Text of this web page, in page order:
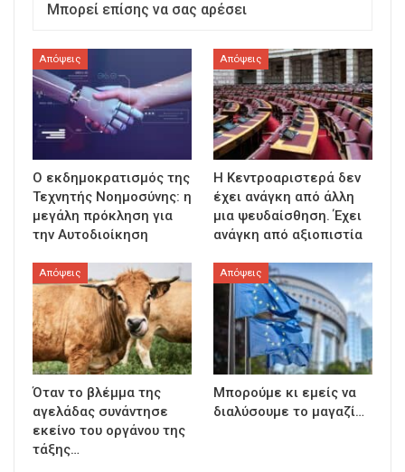
Μπορεί επίσης να σας αρέσει
Απόψεις
Ο εκδημοκρατισμός της
Τεχνητής Νοημοσύνης: η
μεγάλη πρόκληση για
την Αυτοδιοίκηση
Απόψεις
Η Κεντροαριστερά δεν
έχει ανάγκη από άλλη
μια ψευδαίσθηση. Έχει
ανάγκη από αξιοπιστία
Απόψεις
Όταν το βλέμμα της
αγελάδας συνάντησε
εκείνο του οργάνου της
τάξης…
Απόψεις
Μπορούμε κι εμείς να
διαλύσουμε το μαγαζί…